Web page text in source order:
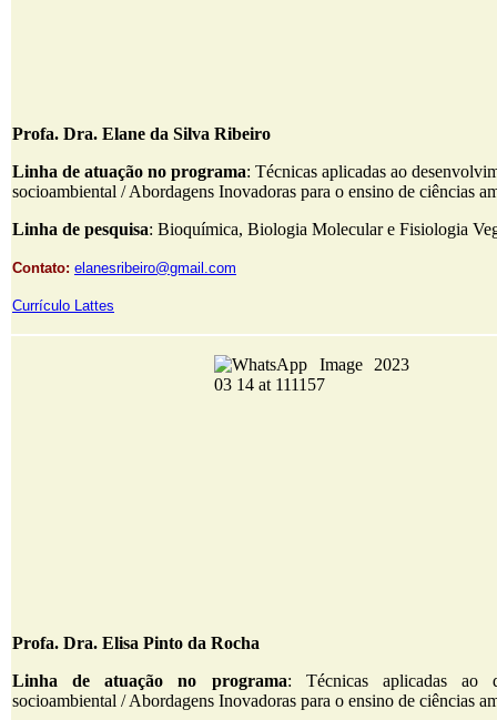
Profa. Dra. Elane da Silva Ribeiro
Linha de atuação no programa: Técnicas aplicadas ao
socioambiental / Abordagens Inovadoras para o ensino de ciências
Linha de pesquisa: Bioquímica, Biologia Molecular e Fisiologia
Contato: elanesribeiro@gmail.com
Currículo Lattes
Profa. Dra. Elisa Pinto da Rocha
Linha de atuação no programa: Técnicas aplicadas ao
socioambiental / Abordagens Inovadoras para o ensino de ciências